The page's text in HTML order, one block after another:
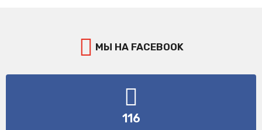
МЫ НА FACEBOOK
116